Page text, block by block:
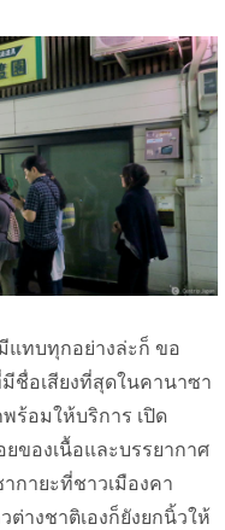
แทบทุกอย่างล่ะก็ ขอ
มีชื่อเสียงที่สุดในคานาซา
ร้อมให้บริการ เปิด
ของเนื้อและบรรยากาศ
กายะที่ชาวเมืองคา
างชาติเองก็ยังยกนิ้วให้